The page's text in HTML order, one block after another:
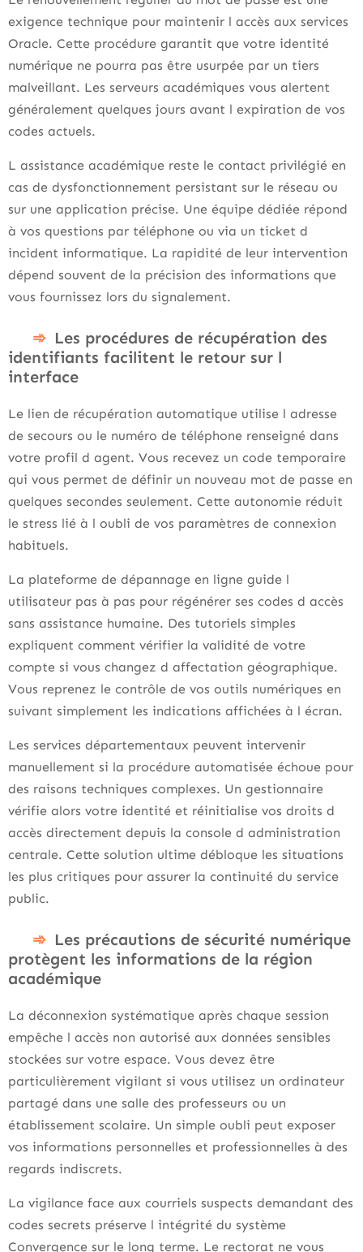
exigence technique pour maintenir l accès aux services
Oracle. Cette procédure garantit que votre identité
numérique ne pourra pas être usurpée par un tiers
malveillant. Les serveurs académiques vous alertent
généralement quelques jours avant l expiration de vos
codes actuels.
L assistance académique reste le contact privilégié en
cas de dysfonctionnement persistant sur le réseau ou
sur une application précise. Une équipe dédiée répond
à vos questions par téléphone ou via un ticket d
incident informatique. La rapidité de leur intervention
dépend souvent de la précision des informations que
vous fournissez lors du signalement.
Les procédures de récupération des
identifiants facilitent le retour sur l
interface
Le lien de récupération automatique utilise l adresse
de secours ou le numéro de téléphone renseigné dans
votre profil d agent. Vous recevez un code temporaire
qui vous permet de définir un nouveau mot de passe en
quelques secondes seulement. Cette autonomie réduit
le stress lié à l oubli de vos paramètres de connexion
habituels.
La plateforme de dépannage en ligne guide l
utilisateur pas à pas pour régénérer ses codes d accès
sans assistance humaine. Des tutoriels simples
expliquent comment vérifier la validité de votre
compte si vous changez d affectation géographique.
Vous reprenez le contrôle de vos outils numériques en
suivant simplement les indications affichées à l écran.
Les services départementaux peuvent intervenir
manuellement si la procédure automatisée échoue pour
des raisons techniques complexes. Un gestionnaire
vérifie alors votre identité et réinitialise vos droits d
accès directement depuis la console d administration
centrale. Cette solution ultime débloque les situations
les plus critiques pour assurer la continuité du service
public.
Les précautions de sécurité numérique
protègent les informations de la région
académique
La déconnexion systématique après chaque session
empêche l accès non autorisé aux données sensibles
stockées sur votre espace. Vous devez être
particulièrement vigilant si vous utilisez un ordinateur
partagé dans une salle des professeurs ou un
établissement scolaire. Un simple oubli peut exposer
vos informations personnelles et professionnelles à des
regards indiscrets.
La vigilance face aux courriels suspects demandant des
codes secrets préserve l intégrité du système
Convergence sur le long terme. Le rectorat ne vous